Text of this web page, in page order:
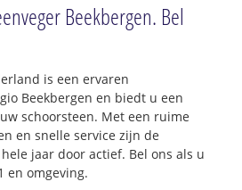
Beekbergen. Bel
is een ervaren
Beekbergen en biedt u een
schoorsteen. Met een ruime
en snelle service zijn de
jaar door actief. Bel ons als u
en omgeving.